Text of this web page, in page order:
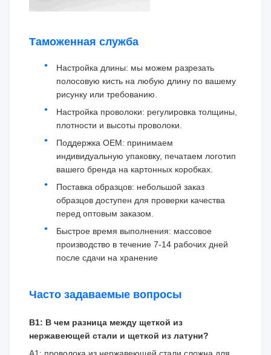
Таможенная служба
Настройка длины: мы можем разрезать
полосовую кисть на любую длину по вашему
рисунку или требованию.
Настройка проволоки: регулировка толщины,
плотности и высоты проволоки.
Поддержка OEM: принимаем
индивидуальную упаковку, печатаем логотип
вашего бренда на картонных коробках.
Поставка образцов: небольшой заказ
образцов доступен для проверки качества
перед оптовым заказом.
Быстрое время выполнения: массовое
производство в течение 7-14 рабочих дней
после сдачи на хранение
Часто задаваемые вопросы
В1: В чем разница между щеткой из
нержавеющей стали и щеткой из латуни?